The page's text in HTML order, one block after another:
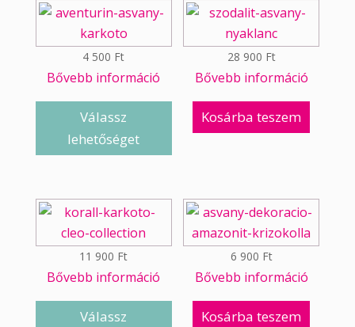
4 500 Ft
Bővebb információ
Válassz
lehetőséget
28 900 Ft
Bővebb információ
Kosárba teszem
11 900 Ft
Bővebb információ
Válassz
6 900 Ft
Bővebb információ
Kosárba teszem